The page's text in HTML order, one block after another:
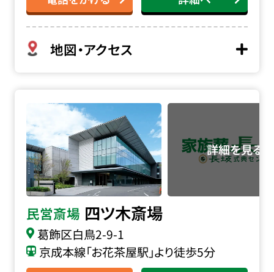
地図・アクセス
民営斎場 四ツ木斎場
葛飾区白鳥2-9-1
京成本線「お花茶屋駅」より徒歩5分